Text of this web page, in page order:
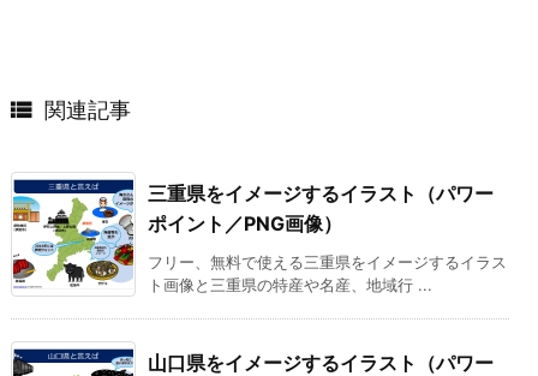
 関連記事
三重県をイメージするイラスト（パワー
ポイント／PNG画像）
フリー、無料で使える三重県をイメージするイラス
ト画像と三重県の特産や名産、地域行 ...
山口県をイメージするイラスト（パワー